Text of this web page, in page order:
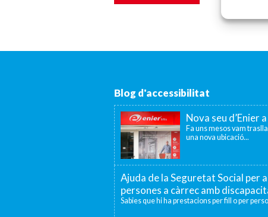
Blog d'accessibilitat
Nova seu d’Enier
Fa uns mesos vam
una nova ubicació...
Ajuda de la Seguretat Social per
persones a càrrec amb
Sabies que hi ha prestacions per fill o per